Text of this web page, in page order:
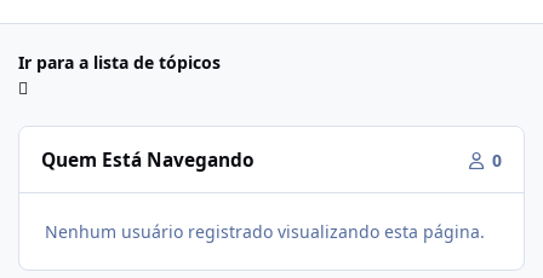
Ir para a lista de tópicos
Quem Está Navegando 0
Nenhum usuário registrado visualizando esta página.